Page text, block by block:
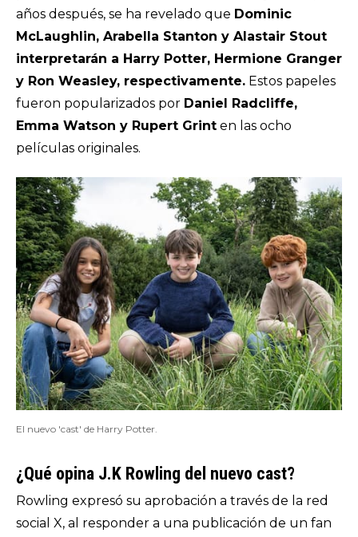
años después, se ha revelado que Dominic
McLaughlin, Arabella Stanton y Alastair Stout
interpretarán a Harry Potter, Hermione Granger
y Ron Weasley, respectivamente. Estos papeles
fueron popularizados por Daniel Radcliffe,
Emma Watson y Rupert Grint en las ocho
películas originales.
El nuevo 'cast' de Harry Potter.
¿Qué opina J.K Rowling del nuevo cast?
Rowling expresó su aprobación a través de la red
social X, al responder a una publicación de un fan